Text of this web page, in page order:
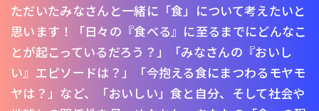
ただいたみなさんと一緒に「食」について考えたいと
思います！「日々の『食べる』に至るまでにどんなこ
とが起こっているだろう？」「みなさんの『おいし
い』エピソードは？」「今抱える食にまつわるモヤモ
ヤは？」など、「おいしい」食と自分、そして社会や